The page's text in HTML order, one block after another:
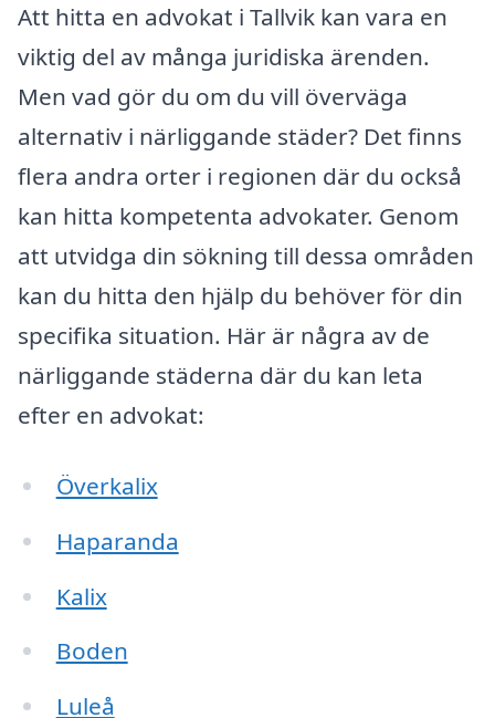
Att hitta en advokat i Tallvik kan vara en
viktig del av många juridiska ärenden.
Men vad gör du om du vill överväga
alternativ i närliggande städer? Det finns
flera andra orter i regionen där du också
kan hitta kompetenta advokater. Genom
att utvidga din sökning till dessa områden
kan du hitta den hjälp du behöver för din
specifika situation. Här är några av de
närliggande städerna där du kan leta
efter en advokat:
Överkalix
Haparanda
Kalix
Boden
Luleå